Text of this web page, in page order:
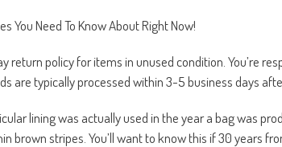
You Need To Know About Right Now!
return policy for items in unused condition. You’re
are typically processed within 3-5 business days
lining was actually used in the year a bag was
brown stripes. You’ll want to know this if 30 years